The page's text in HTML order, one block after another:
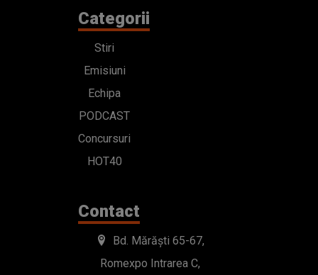
Categorii
Stiri
Emisiuni
Echipa
PODCAST
Concursuri
HOT40
Contact
Bd. Mărăști 65-67,
Romexpo Intrarea C,